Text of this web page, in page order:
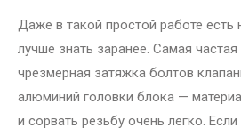
Даже в такой простой работе
лучше знать заранее. Самая
чрезмерная затяжка болтов
алюминий головки блока —
и сорвать резьбу очень легко.